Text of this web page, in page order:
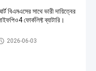
বিএমএসের সাথে ভারী দায়িত্বের
ফোর্কলিফ্ট ব্যাটারি।
ট্র্যাকশন ব্যাটারি
2026-06-03